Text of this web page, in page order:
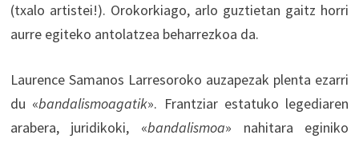
(txalo artistei!). Orokorkiago, arlo guztietan gaitz horri
aurre egiteko antolatzea beharrezkoa da.
Laurence Samanos Larresoroko auzapezak plenta ezarri
du «bandalismoagatik». Frantziar estatuko legediaren
arabera, juridikoki, «bandalismoa» nahitara eginiko